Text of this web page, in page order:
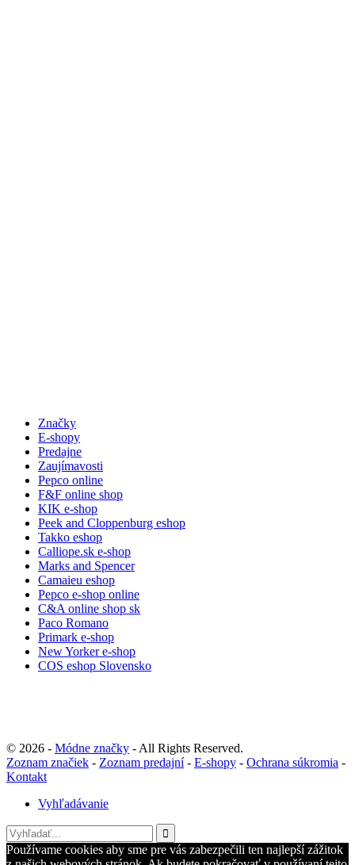
Značky
E-shopy
Predajne
Zaujímavosti
Pepco online
F&F online shop
KIK e-shop
Peek and Cloppenburg eshop
Takko eshop
Calliope.sk e-shop
Marks and Spencer
Camaieu eshop
Pepco e-shop online
C&A online shop sk
Paco Romano
Primark e-shop
New Yorker e-shop
COS eshop Slovensko
© 2026 - Módne značky - All Rights Reserved.
Zoznam značiek - Zoznam predajní- E-shopy - Ochrana súkromia -
Kontakt
Vyhľadávanie
Používame cookies aby sme pre vás zabezpečili ten najlepší zážitok